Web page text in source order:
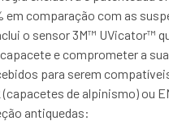
em comparação com as
o sensor 3M™ UVicator™
e comprometer a
para serem
de alpinismo) ou
antiquedas: